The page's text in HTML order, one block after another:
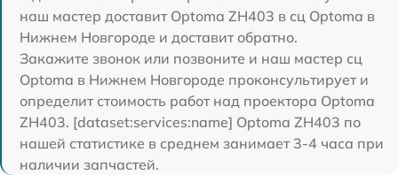
наш мастер доставит Optoma ZH403 в сц Optoma в
Нижнем Новгороде и доставит обратно.
Закажите звонок или позвоните и наш мастер сц
Optoma в Нижнем Новгороде проконсультирует и
определит стоимость работ над проектора Optoma
ZH403. [dataset:services:name] Optoma ZH403 по
нашей статистике в среднем занимает 3-4 часа при
наличии запчастей.